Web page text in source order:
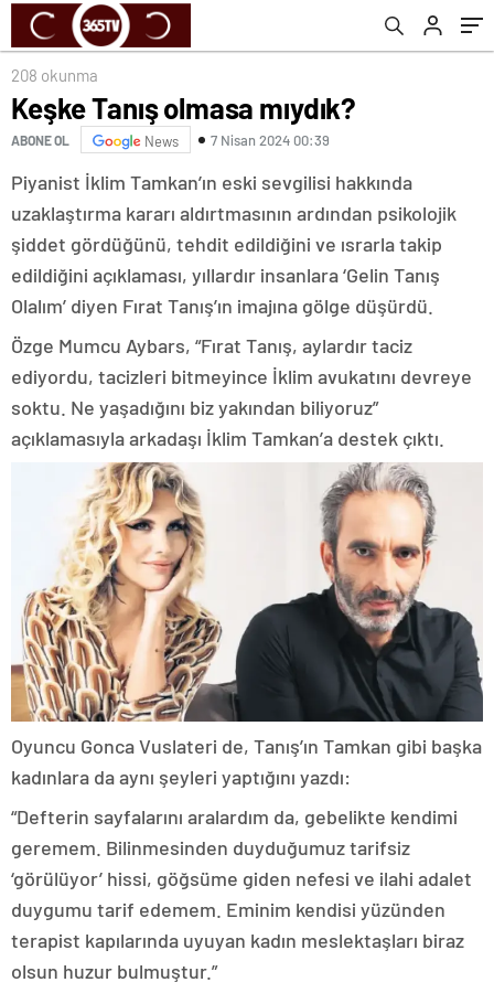
208 okunma
Keşke Tanış olmasa mıydık?
ABONE OL News 7 Nisan 2024 00:39
Piyanist İklim Tamkan’ın eski sevgilisi hakkında
uzaklaştırma kararı aldırtmasının ardından psikolojik
şiddet gördüğünü, tehdit edildiğini ve ısrarla takip
edildiğini açıklaması, yıllardır insanlara ‘Gelin Tanış
Olalım’ diyen Fırat Tanış’ın imajına gölge düşürdü.
Özge Mumcu Aybars, “Fırat Tanış, aylardır taciz
ediyordu, tacizleri bitmeyince İklim avukatını devreye
soktu. Ne yaşadığını biz yakından biliyoruz”
açıklamasıyla arkadaşı İklim Tamkan’a destek çıktı.
Oyuncu Gonca Vuslateri de, Tanış’ın Tamkan gibi başka
kadınlara da aynı şeyleri yaptığını yazdı:
“Defterin sayfalarını aralardım da, gebelikte kendimi
geremem. Bilinmesinden duyduğumuz tarifsiz
‘görülüyor’ hissi, göğsüme giden nefesi ve ilahi adalet
duygumu tarif edemem. Eminim kendisi yüzünden
terapist kapılarında uyuyan kadın meslektaşları biraz
olsun huzur bulmuştur.”